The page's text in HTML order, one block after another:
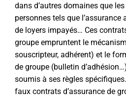
dans d’autres domaines que
personnes tels que l’assurance
de loyers impayés… Ces
groupe empruntent le
souscripteur, adhérent) et le
de groupe (bulletin
soumis à ses règles
faux contrats d’assurance de